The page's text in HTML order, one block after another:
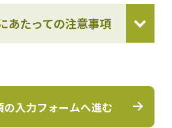
あたっての注意事項
の入力フォームへ進む